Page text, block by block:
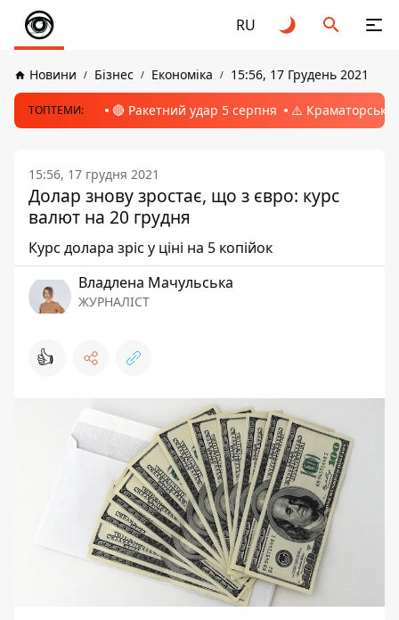
RU
Новини Бізнес Економіка 15:56, 17 Грудень 2021
ТОПТЕМИ: 🔴 Ракетний удар 5 серпня ⚠️ Краматорськ,
15:56, 17 грудня 2021
Долар знову зростає, що з євро: курс
валют на 20 грудня
Курс долара зріс у ціні на 5 копійок
Владлена Мачульська
ЖУРНАЛІСТ
👍